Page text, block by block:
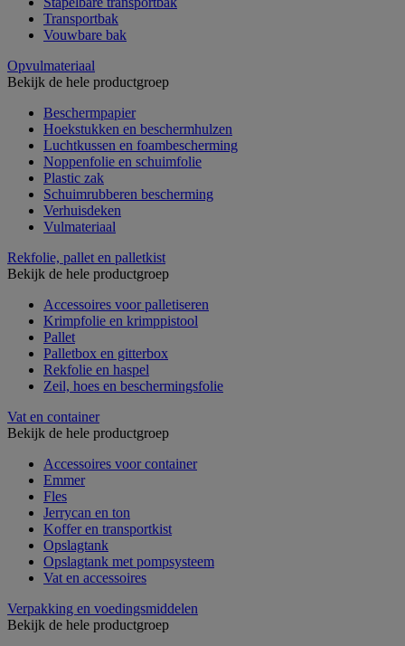
Transportbak
Vouwbare bak
Opvulmateriaal
Bekijk de hele productgroep
Beschermpapier
Hoekstukken en beschermhulzen
Luchtkussen en foambescherming
Noppenfolie en schuimfolie
Plastic zak
Schuimrubberen bescherming
Verhuisdeken
Vulmateriaal
Rekfolie, pallet en palletkist
Bekijk de hele productgroep
Accessoires voor palletiseren
Krimpfolie en krimppistool
Pallet
Palletbox en gitterbox
Rekfolie en haspel
Zeil, hoes en beschermingsfolie
Vat en container
Bekijk de hele productgroep
Accessoires voor container
Emmer
Fles
Jerrycan en ton
Koffer en transportkist
Opslagtank
Opslagtank met pompsysteem
Vat en accessoires
Verpakking en voedingsmiddelen
Bekijk de hele productgroep